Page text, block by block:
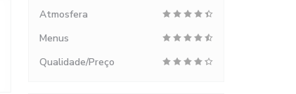
Atmosfera
Menus
Qualidade/Preço